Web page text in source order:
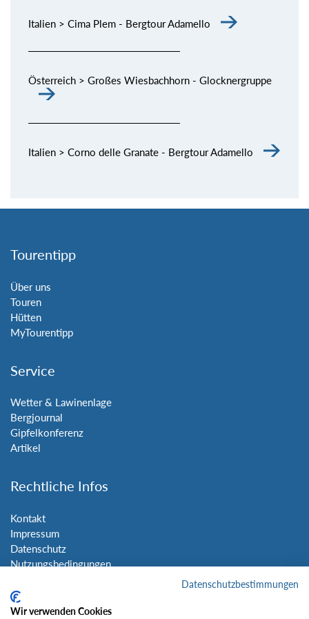
Italien > Cima Plem - Bergtour Adamello
Österreich > Großes Wiesbachhorn - Glocknergruppe
Italien > Corno delle Granate - Bergtour Adamello
Tourentipp
Über uns
Touren
Hütten
MyTourentipp
Service
Wetter & Lawinenlage
Bergjournal
Gipfelkonferenz
Artikel
Rechtliche Infos
Kontakt
Impressum
Datenschutz
Nutzungsbedingungen
Datenschutzbestimmungen
Wir verwenden Cookies